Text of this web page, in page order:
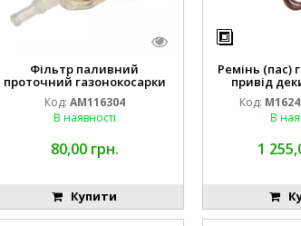
Фільтр паливний
проточний газонокосарки
JOHN DEERE AM116304 GY20709
Код: AM116304
В наявності
80,00 грн.
Купити
Ремінь (пас)
привід
Код:
В
1